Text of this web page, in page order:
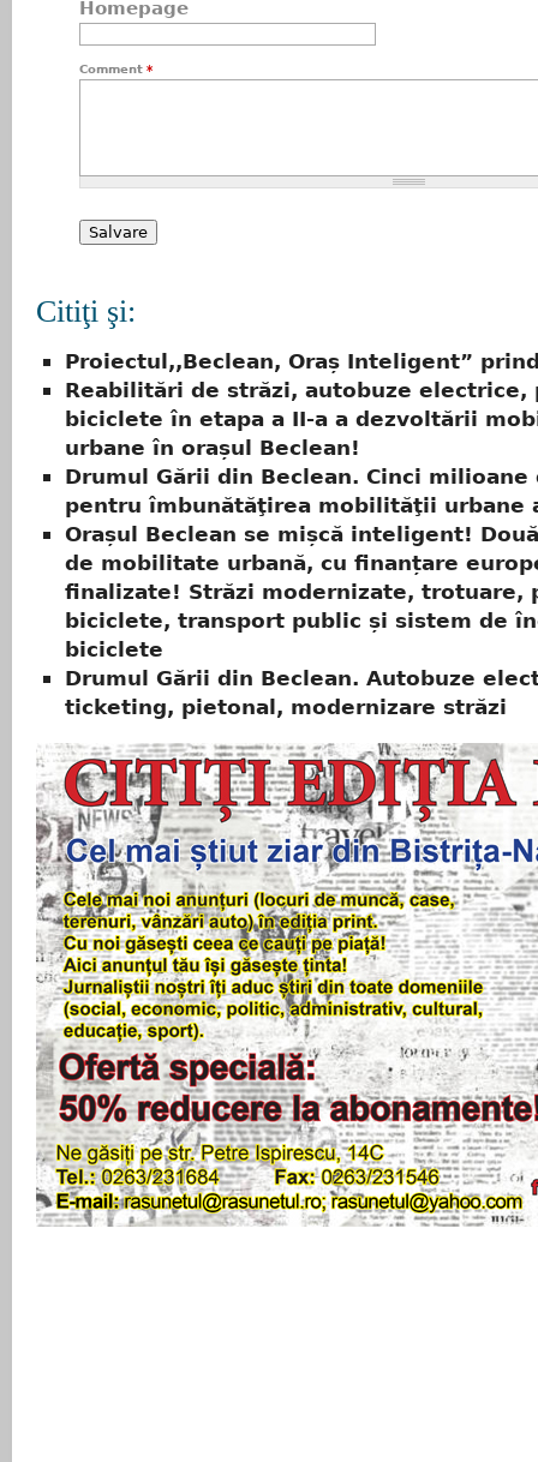
Homepage
Comment *
Citiţi şi:
Proiectul,,Beclean, Oraș Inteligent”
Reabilitări de străzi, autobuze electrice,
biciclete în etapa a II-a a dezvoltării
urbane în orașul Beclean!
Drumul Gării din Beclean. Cinci milioane
pentru îmbunătăţirea mobilităţii urbane
Orașul Beclean se mișcă inteligent!
de mobilitate urbană, cu finanțare
finalizate! Străzi modernizate, trotuare,
biciclete, transport public și sistem de
biciclete
Drumul Gării din Beclean. Autobuze
ticketing, pietonal, modernizare străzi